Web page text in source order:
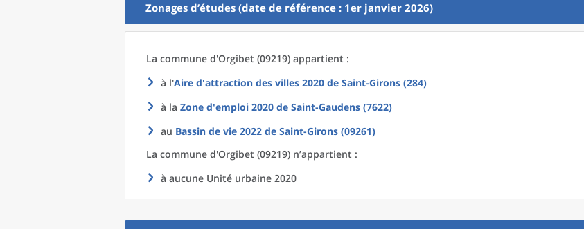
Zonages d’études (date de référence : 1er janvier 2026)
La commune d'Orgibet (09219) appartient :
à l'Aire d'attraction des villes 2020 de Saint-Girons (284)
à la Zone d'emploi 2020 de Saint-Gaudens (7622)
au Bassin de vie 2022 de Saint-Girons (09261)
La commune d'Orgibet (09219) n’appartient :
à aucune Unité urbaine 2020